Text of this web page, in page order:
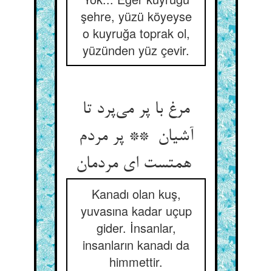
şehre, yüzü köyeyse
o kuyruğa toprak ol,
yüzünden yüz çevir.
مرغ با پر می‌پرد تا
آشیان ** پر مردم
Kanadı olan kuş,
yuvasına kadar uçup
gider. İnsanlar,
insanların kanadı da
himmettir.